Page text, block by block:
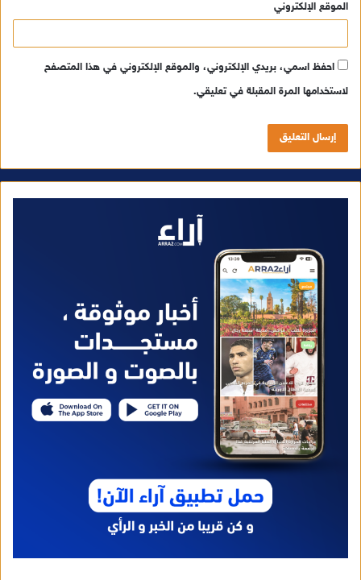
الموقع الإلكتروني
احفظ اسمي، بريدي الإلكتروني، والموقع الإلكتروني في هذا المتصفح
لاستخدامها المرة المقبلة في تعليقي.